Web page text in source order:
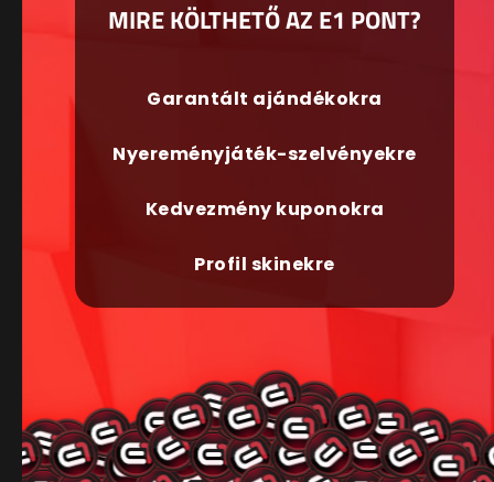
MIRE KÖLTHETŐ AZ E1 PONT?
Garantált ajándékokra
Nyereményjáték-szelvényekre
Kedvezmény kuponokra
Profil skinekre